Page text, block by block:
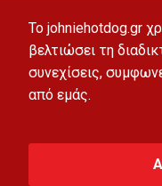
To johniehotdog.gr
βελτιώσει τη
συνεχίσεις,
από εμάς.